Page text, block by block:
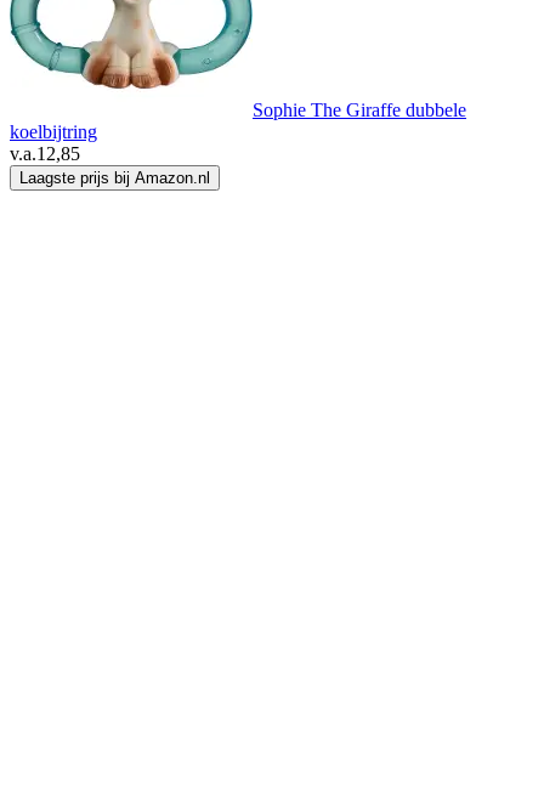
Sophie The Giraffe dubbele
koelbijtring
v.a.12,85
Laagste prijs bij Amazon.nl